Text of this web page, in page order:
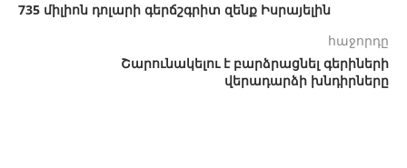
735 միլիոն դոլարի գերճշգրիտ զենք Իսրայելին
հաջորդը
Շարունակելու է բարձրացնել գերիների
վերադարձի խնդիրները